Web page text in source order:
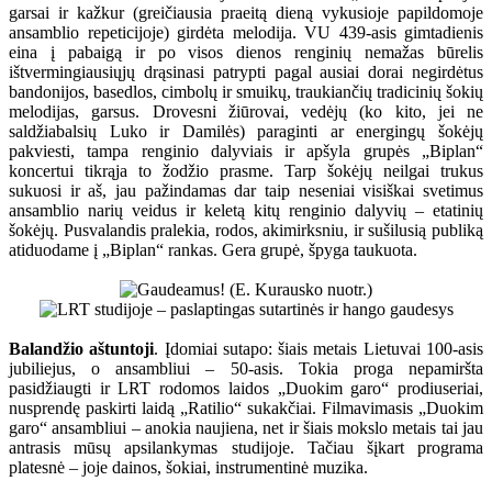
garsai ir kažkur (greičiausia praeitą dieną vykusioje papildomoje
ansamblio repeticijoje) girdėta melodija. VU 439-asis gimtadienis
eina į pabaigą ir po visos dienos renginių nemažas būrelis
ištvermingiausiųjų drąsinasi patrypti pagal ausiai dorai negirdėtus
bandonijos, basedlos, cimbolų ir smuikų, traukiančių tradicinių šokių
melodijas, garsus. Drovesni žiūrovai, vedėjų (ko kito, jei ne
saldžiabalsių Luko ir Damilės) paraginti ar energingų šokėjų
pakviesti, tampa renginio dalyviais ir apšyla grupės „Biplan“
koncertui tikrąja to žodžio prasme. Tarp šokėjų neilgai trukus
sukuosi ir aš, jau pažindamas dar taip neseniai visiškai svetimus
ansamblio narių veidus ir keletą kitų renginio dalyvių – etatinių
šokėjų. Pusvalandis pralekia, rodos, akimirksniu, ir sušilusią publiką
atiduodame į „Biplan“ rankas. Gera grupė, špyga taukuota.
Balandžio aštuntoji. Įdomiai sutapo: šiais metais Lietuvai 100-asis
jubiliejus, o ansambliui – 50-asis. Tokia proga nepamiršta
pasidžiaugti ir LRT rodomos laidos „Duokim garo“ prodiuseriai,
nusprendę paskirti laidą „Ratilio“ sukakčiai. Filmavimasis „Duokim
garo“ ansambliui – anokia naujiena, net ir šiais mokslo metais tai jau
antrasis mūsų apsilankymas studijoje. Tačiau šįkart programa
platesnė – joje dainos, šokiai, instrumentinė muzika.